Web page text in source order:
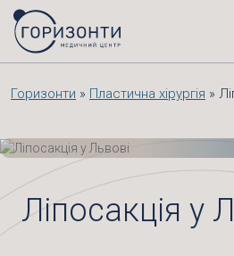
Горизонти » Пластична хірургія »
Ліпосакція у